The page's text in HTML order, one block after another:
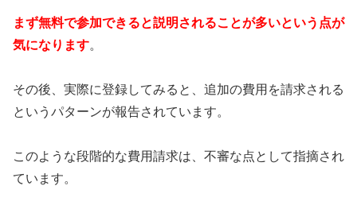
まず無料で参加できると説明されることが多いという点が
気になります。
その後、実際に登録してみると、追加の費用を請求される
というパターンが報告されています。
このような段階的な費用請求は、不審な点として指摘され
ています。